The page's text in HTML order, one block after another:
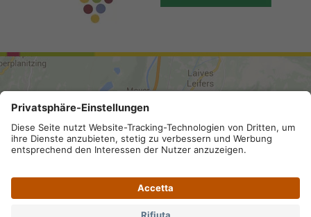
ARRIVO
Credits . Privacy